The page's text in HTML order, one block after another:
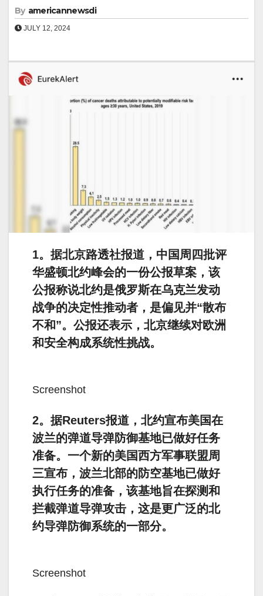
By americannewsdi
JULY 12, 2024
1。据北京路透社报道，中国周四批评
华盛顿北约峰会的一份公报草案，该
公报称说北约是俄罗斯在乌克兰发动
战争的决定性推动者，是偏见并“散布
不和”。公报还表示，北京继续对欧洲
和安全构成系统性挑战。
Screenshot
2。据Reuters报道，北约宣布美国在
波兰的弹道导弹防御基地已做好任务
准备。一个新的美国西方军事联盟周
三宣布，波兰北部的防空基地已做好
执行任务的准备，该基地旨在探测和
拦截弹道导弹攻击，这是更广泛的北
约导弹防御系统的一部分。
Screenshot